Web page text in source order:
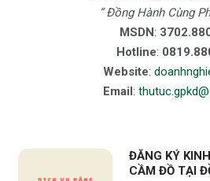
” Đồng Hành Cùng
MSDN:
Hotline:
Website:
Email:
ĐĂNG KÝ
CẦM ĐỒ TẠI